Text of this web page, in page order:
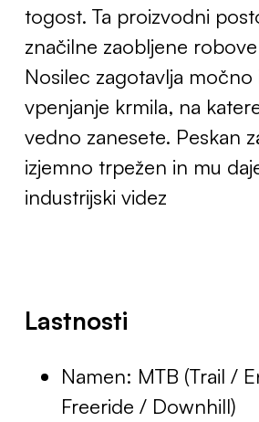
togost. Ta proizvodni
značilne zaobljene
Nosilec zagotavlja močno
vpenjanje krmila, na
vedno zanesete. Peskan
izjemno trpežen in mu
industrijski videz
Lastnosti
Namen: MTB (Trail /
Freeride / Downhill)